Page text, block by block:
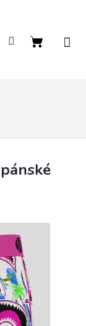
Nákupní